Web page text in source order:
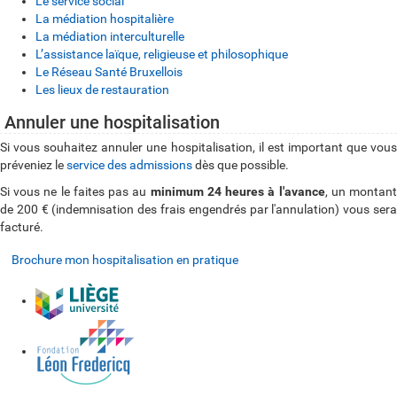
La médiation hospitalière
La médiation interculturelle
L’assistance laïque, religieuse et philosophique
Le Réseau Santé Bruxellois
Les lieux de restauration
Annuler une hospitalisation
Si vous souhaitez annuler une hospitalisation, il est important que vous
préveniez leservice des admissionsdès que possible.
Si vous ne le faites pas au minimum 24 heures à l'avance, un montant
de 200 € (indemnisation des frais engendrés par l'annulation) vous sera
facturé.
Brochure mon hospitalisation en pratique